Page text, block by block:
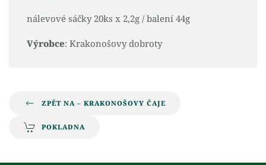
nálevové sáčky 20ks x 2,2g / balení 44g
Výrobce: Krakonošovy dobroty
ZPĚT NA – KRAKONOŠOVY ČAJE
POKLADNA